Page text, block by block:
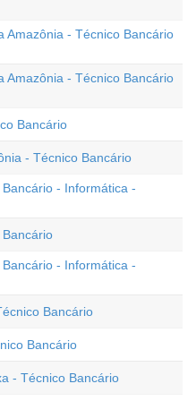
Amazônia - Técnico Bancário
Amazônia - Técnico Bancário
Bancário
- Técnico Bancário
- Informática -
- Informática -
Bancário
Bancário
- Técnico Bancário